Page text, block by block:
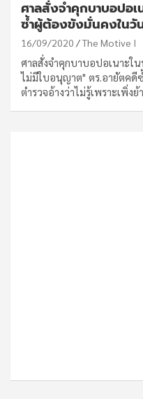
ศาลสั่งจำคุกบาบอปอ
ซ้ำผู้ต้องขังมั่นคงในวั
16/09/2020 The Motive I
ศาลสั่งจำคุกบาบอปอเนาะใ
ไม่มีใบอนุญาต" ตร.อายัตคดี
ตำรวจอ้างว่าไม่รู้เพราะเพิ่งย้